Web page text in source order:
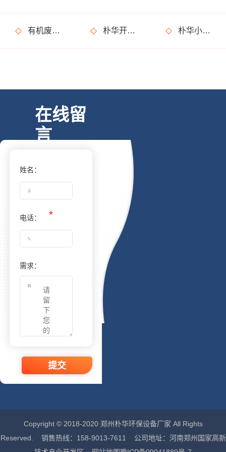
有机废气处理设备在运行过程中有什么需要特别注意的事情？ 朴华开门红，大半年的跟踪回访终于有了回报，245万大单合同签成 朴华小课堂：产品知识考试开课了，你准备好了吗？
在线留
言
姓名：
电话：
需求：
提交
Copyright © 2018-2020 郑州朴华环保设备厂家 All Rights
Reserved. 销售热线：158-9013-7611 公司地址：河南郑州国家高新